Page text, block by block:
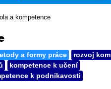
a kompetence
a formy práce
rozvoj
kompetence k učení
k podnikavosti